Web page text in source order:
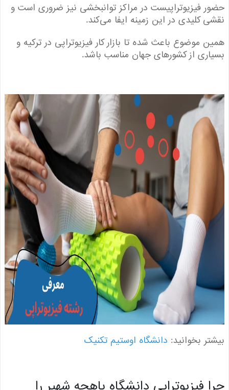
فیزیوتراپیست در مراکز توانبخشی نیز ضروری است و
کلیدی در این زمینه ایفا می‌کند.
موضوع باعث شده تا بازار کار فیزیوتراپی در ترکیه و
از کشور‌های جهان مناسب باشد.
بخوانید:دانشگاه اوستیم تکنیک
فیزیوتراپی دانشگاه باهچه شهیر را